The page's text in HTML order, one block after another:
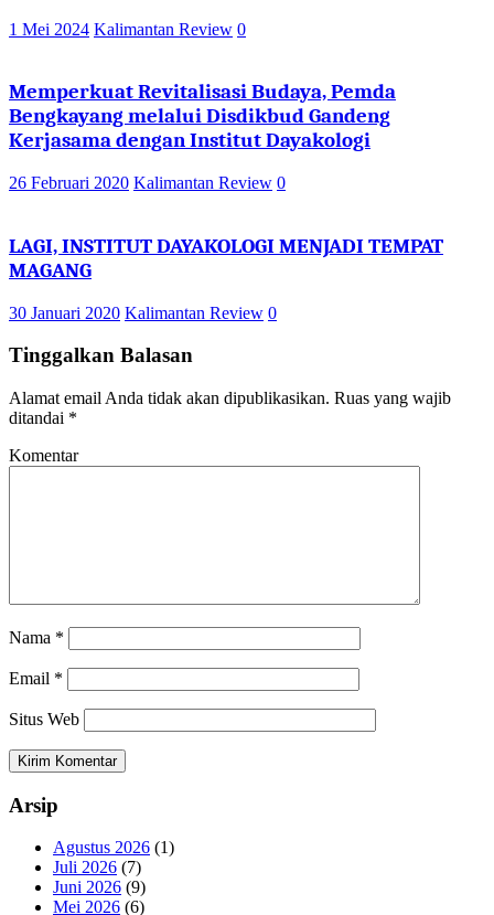
1 Mei 2024 Kalimantan Review 0
Memperkuat Revitalisasi Budaya, Pemda
Bengkayang melalui Disdikbud Gandeng
Kerjasama dengan Institut Dayakologi
26 Februari 2020 Kalimantan Review 0
LAGI, INSTITUT DAYAKOLOGI MENJADI TEMPAT
MAGANG
30 Januari 2020 Kalimantan Review 0
Tinggalkan Balasan
Alamat email Anda tidak akan dipublikasikan. Ruas yang wajib
ditandai *
Komentar
Nama *
Email *
Situs Web
Arsip
Agustus 2026 (1)
Juli 2026 (7)
Juni 2026 (9)
Mei 2026 (6)